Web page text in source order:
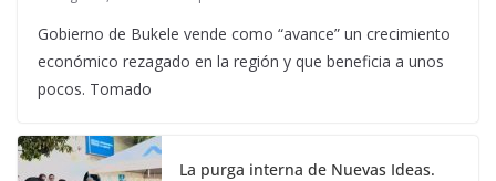
Gobierno de Bukele vende como “avance” un crecimiento
económico rezagado en la región y que beneficia a unos
pocos. Tomado
La purga interna de Nuevas Ideas.